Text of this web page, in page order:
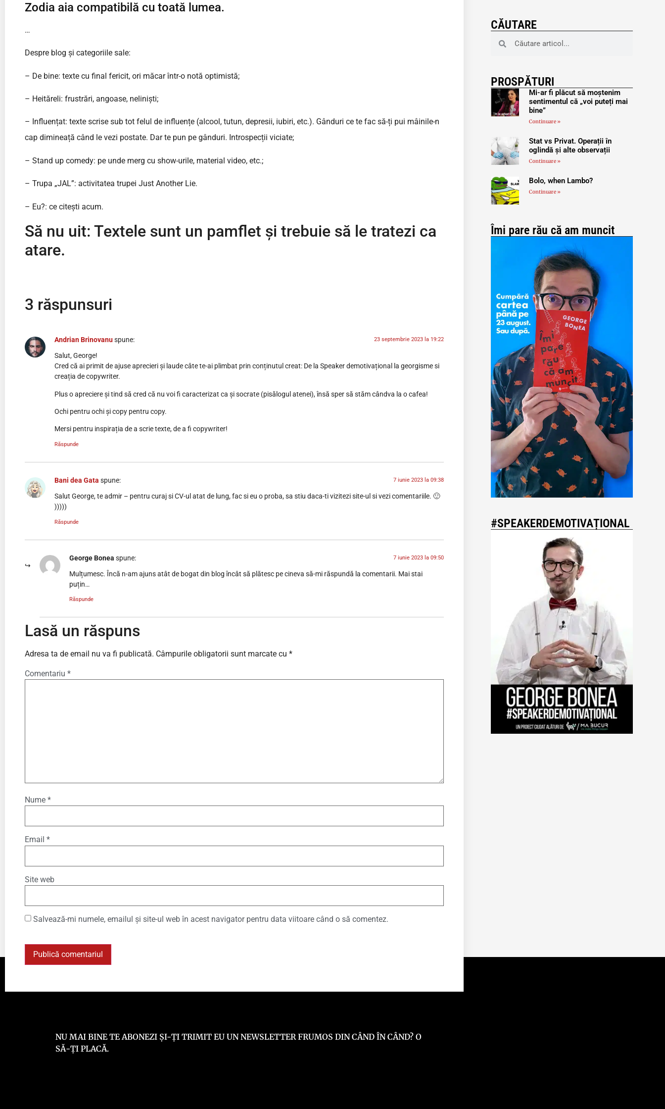
Zodia aia compatibilă cu toată lumea.
…
Despre blog și categoriile sale:
– De bine: texte cu final fericit, ori măcar într-o notă optimistă;
– Heităreli: frustrări, angoase, neliniști;
– Influențat: texte scrise sub tot felul de influențe (alcool, tutun, depresii, iubiri, etc.). Gânduri ce te fac să-ți pui mâinile-n
cap dimineață când le vezi postate. Dar te pun pe gânduri. Introspecții viciate;
– Stand up comedy: pe unde merg cu show-urile, material video, etc.;
– Trupa „JAL”: activitatea trupei Just Another Lie.
– Eu?: ce citești acum.
Să nu uit: Textele sunt un pamflet și trebuie să le tratezi ca
atare.
3 răspunsuri
Andrian Brinovanuspune: 23 septembrie 2023 la 19:22
Salut, George!
Cred că ai primit de ajuse aprecieri și laude câte te-ai plimbat prin conținutul creat: De la Speaker demotivațional la georgisme si
creația de copywriter.
Plus o apreciere și tind să cred că nu voi fi caracterizat ca și socrate (pisălogul atenei), însă sper să stăm cândva la o cafea!
Ochi pentru ochi și copy pentru copy.
Mersi pentru inspirația de a scrie texte, de a fi copywriter!
Răspunde
Bani dea Gata spune: 7 iunie 2023 la 09:38
Salut George, te admir – pentru curaj si CV-ul atat de lung, fac si eu o proba, sa stiu daca-ti vizitezi site-ul si vezi comentariile. 🙂
)))))
Răspunde
George Bonea spune: 7 iunie 2023 la 09:50
Mulțumesc. Încă n-am ajuns atât de bogat din blog încât să plătesc pe cineva să-mi răspundă la comentarii. Mai stai
puțin…
Răspunde
Lasă un răspuns
Adresa ta de email nu va fi publicată. Câmpurile obligatorii sunt marcate cu *
Comentariu *
Nume *
Email *
Site web
Salvează-mi numele, emailul și site-ul web în acest navigator pentru data viitoare când o să comentez.
CĂUTARE
PROSPĂTURI
Mi-ar fi plăcut să moștenim
sentimentul că „voi puteți mai
bine”
Continuare »
Stat vs Privat. Operații în
oglindă și alte observații
Continuare »
Bolo, when Lambo?
Continuare »
Îmi pare rău că am muncit
#SPEAKERDEMOTIVAȚIONAL
NU MAI BINE TE ABONEZI ȘI-ȚI TRIMIT EU UN NEWSLETTER FRUMOS DIN CÂND ÎN CÂND? O
SĂ-ȚI PLACĂ.